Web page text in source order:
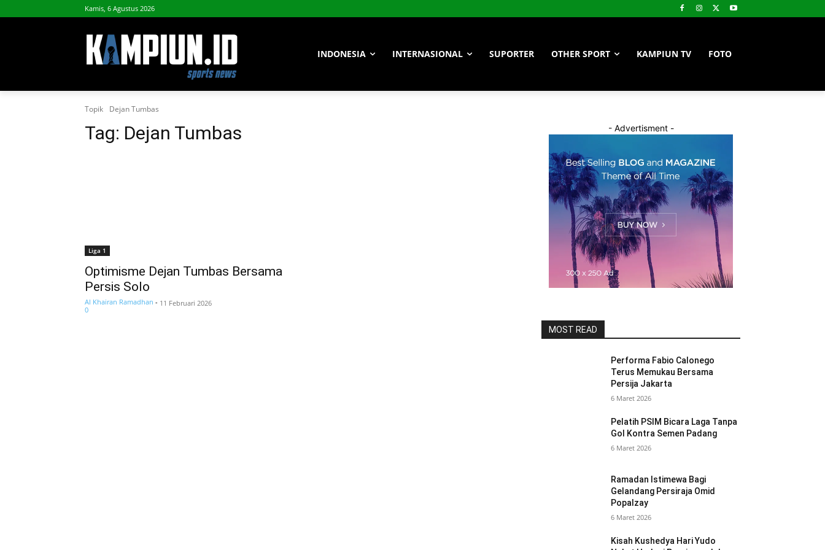
Kamis, 6 Agustus 2026
INDONESIA INTERNASIONAL SUPORTER OTHER SPORT KAMPIUN TV FOTO
Topik Dejan Tumbas
Tag: Dejan Tumbas
Liga 1
Optimisme Dejan Tumbas Bersama
Persis Solo
Al Khairan Ramadhan - 11 Februari 2026
0
- Advertisment -
MOST READ
Performa Fabio Calonego
Terus Memukau Bersama
Persija Jakarta
6 Maret 2026
Pelatih PSIM Bicara Laga Tanpa
Gol Kontra Semen Padang
6 Maret 2026
Ramadan Istimewa Bagi
Gelandang Persiraja Omid
Popalzay
6 Maret 2026
Kisah Kushedya Hari Yudo